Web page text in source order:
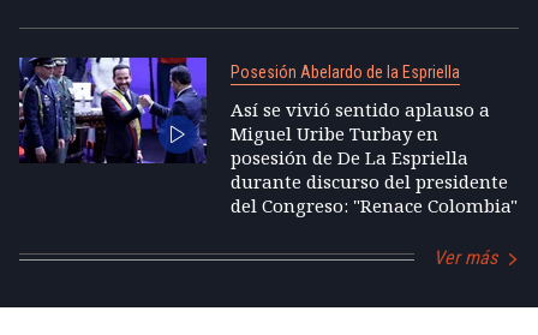
Posesión Abelardo de la Espriella
Así se vivió sentido aplauso a
Miguel Uribe Turbay en
posesión de De La Espriella
durante discurso del presidente
del Congreso: "Renace Colombia"
Ver más